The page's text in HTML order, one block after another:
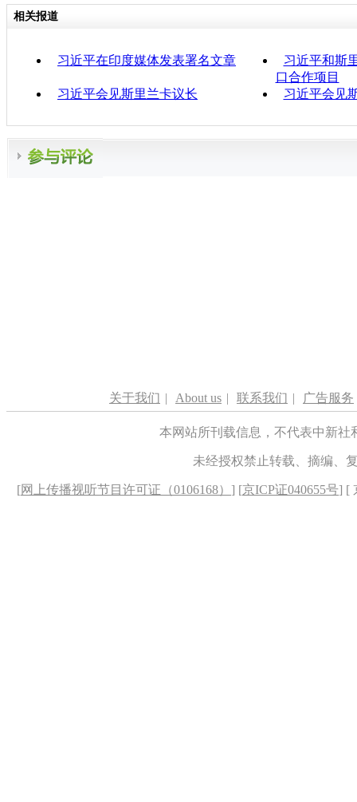
相关报道
习近平在印度媒体发表署名文章
习近平和斯
口合作项目
习近平会见斯里兰卡议长
习近平会见
关于我们 | About us | 联系我们 | 广告服务
本网站所刊载信息，不代表中新
未经授权禁止转载、摘编、
[网上传播视听节目许可证（0106168） ] [京ICP证040655号] [